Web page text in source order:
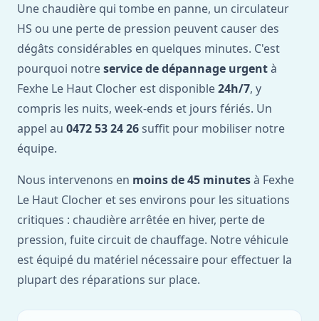
Une chaudière qui tombe en panne, un circulateur
HS ou une perte de pression peuvent causer des
dégâts considérables en quelques minutes. C'est
pourquoi notreservice de dépannage urgentà
Fexhe Le Haut Clocher est disponible24h/7, y
compris les nuits, week-ends et jours fériés. Un
appel au 0472 53 24 26 suffit pour mobiliser notre
équipe.
Nous intervenons en moins de 45 minutesà Fexhe
Le Haut Clocher et ses environs pour les situations
critiques : chaudière arrêtée en hiver, perte de
pression, fuite circuit de chauffage. Notre véhicule
est équipé du matériel nécessaire pour effectuer la
plupart des réparations sur place.